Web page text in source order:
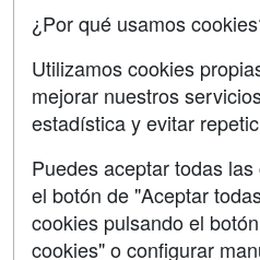
Copyleft
Grupo formazion:
¿Por qué usamos
Utilizamos cookies
mejorar nuestros
estadística y evitar
Puedes aceptar todas
el botón de "Aceptar
cookies pulsando el
cookies" o configurar